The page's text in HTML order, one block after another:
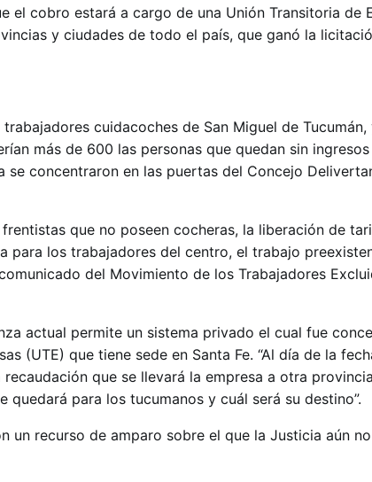
el cobro estará a cargo de una Unión Transitoria de
y ciudades de todo el país, que ganó la
cuidacoches de San Miguel de Tucumán,
más de 600 las personas que quedan sin
se concentraron en las puertas del Concejo
que no poseen cocheras, la liberación de
para los trabajadores del centro, el trabajo
del Movimiento de los Trabajadores
actual permite un sistema privado el cual fue
(UTE) que tiene sede en Santa Fe. “Al día de la
que se llevará la empresa a otra
quedará para los tucumanos y cuál será su destino”.
un recurso de amparo sobre el que la Justicia aún